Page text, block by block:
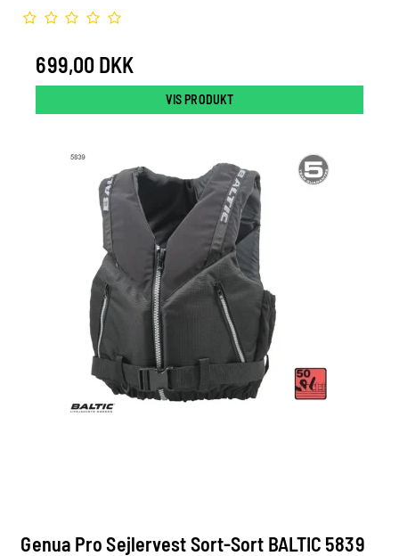
699,00 DKK
VIS PRODUKT
Genua Pro Sejlervest Sort-Sort BALTIC 5839